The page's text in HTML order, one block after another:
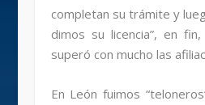
completan su trámite y
dimos su licencia”, en
superó con mucho las
En León fuimos